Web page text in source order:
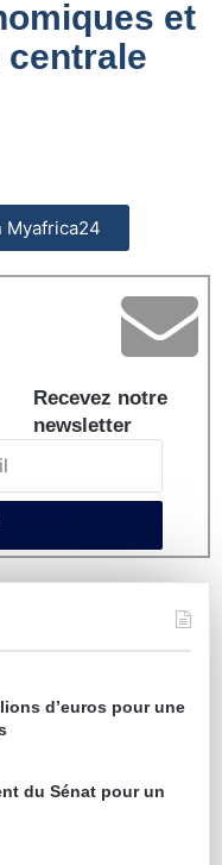
et
centrale
Myafrica24
Recevez notre
newsletter
d’euros pour une
du Sénat pour un